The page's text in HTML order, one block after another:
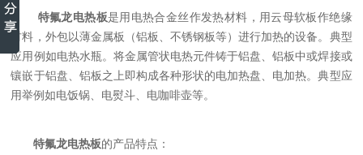
特氟龙电热板是用电热合金丝作发热材料，用云母软板作绝缘
材料，外包以薄金属板（铝板、不锈钢板等）进行加热的设备。典型
应用例如电热水瓶。将金属管状电热元件铸于铝盘、铝板中或焊接或
镶嵌于铝盘、铝板之上即构成各种形状的电加热盘、电加热。典型应
用举例如电饭锅、电熨斗、电咖啡壶等。
特氟龙电热板的产品特点：